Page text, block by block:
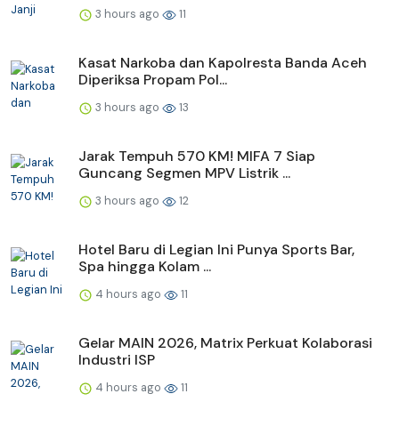
3 hours ago 11
Kasat Narkoba dan Kapolresta Banda Aceh
Diperiksa Propam Pol...
3 hours ago 13
Jarak Tempuh 570 KM! MIFA 7 Siap
Guncang Segmen MPV Listrik ...
3 hours ago 12
Hotel Baru di Legian Ini Punya Sports Bar,
Spa hingga Kolam ...
4 hours ago 11
Gelar MAIN 2026, Matrix Perkuat Kolaborasi
Industri ISP
4 hours ago 11